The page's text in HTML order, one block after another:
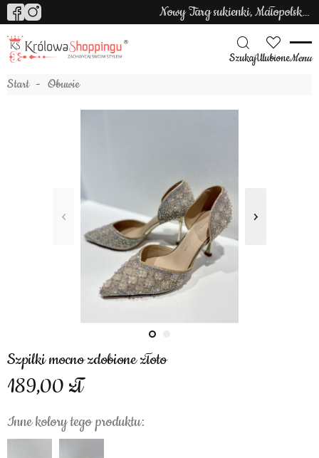
Nowy Targ sukienki, Małopolska sukienki
SzukajUlubioneMenu
Start Obuwie
Szpilki mocno zdobione złoto
189,00
Inne kolory tego produktu: